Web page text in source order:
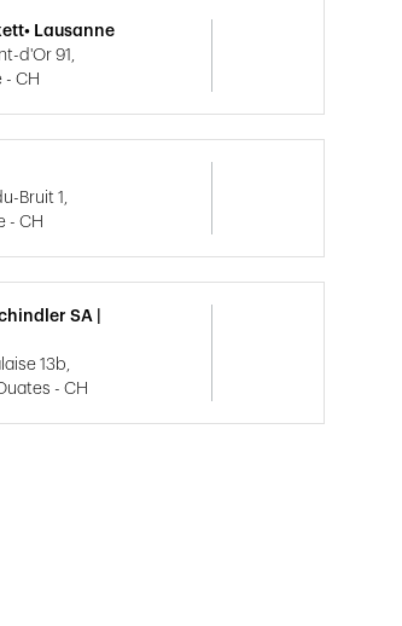
Lausanne
d'Or 91,
- CH
Bruit 1,
- CH
SA |
13b,
- CH